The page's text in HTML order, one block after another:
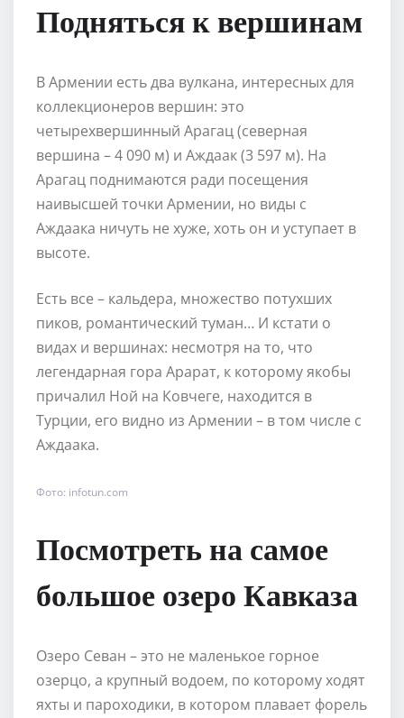
Подняться к вершинам
В Армении есть два вулкана, интересных для
коллекционеров вершин: это
четырехвершинный Арагац (северная
вершина – 4 090 м) и Аждаак (3 597 м). На
Арагац поднимаются ради посещения
наивысшей точки Армении, но виды с
Аждаака ничуть не хуже, хоть он и уступает в
высоте.
Есть все – кальдера, множество потухших
пиков, романтический туман… И кстати о
видах и вершинах: несмотря на то, что
легендарная гора Арарат, к которому якобы
причалил Ной на Ковчеге, находится в
Турции, его видно из Армении – в том числе с
Аждаака.
Фото: infotun.com
Посмотреть на самое
большое озеро Кавказа
Озеро Севан – это не маленькое горное
озерцо, а крупный водоем, по которому ходят
яхты и пароходики, в котором плавает форель